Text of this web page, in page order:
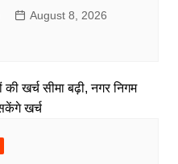
August 8, 2026